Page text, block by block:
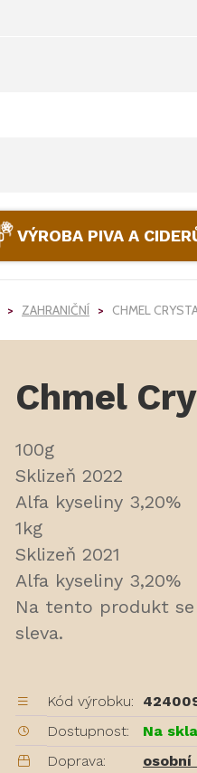
VÝROBA PIVA A
ZAHRANIČNÍ CHMEL
Chmel
100g
Sklizeň 2022
Alfa kyseliny 3,20%
1kg
Sklizeň 2021
Alfa kyseliny 3,20%
Na tento produkt se
sleva.
Kód výrobku:
Dostupnost:
Na
Doprava:
osobní